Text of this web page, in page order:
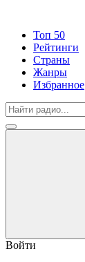
Топ 50
Рейтинги
Страны
Жанры
Избранное
Войти